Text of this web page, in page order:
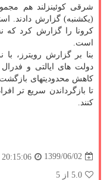
شرقی کوئینزلند هم
(یکشنبه) گزارش دادند.
کرونا را گزارش کرد که
است.
دولت های ایالتی و
تا بازگرداندن سریع تر
کنند.
1399/06/02
20:15:06
5.0 از 5